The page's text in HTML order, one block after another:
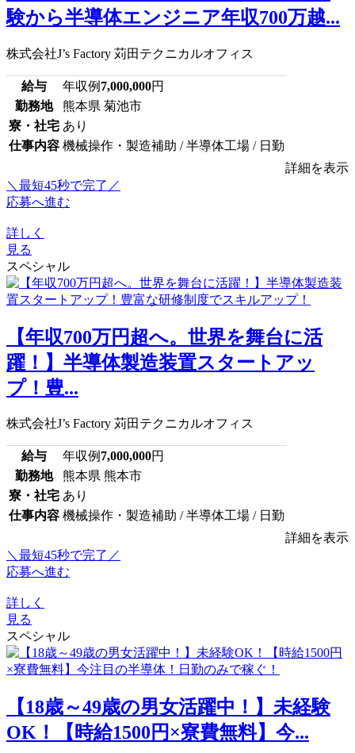
験から半導体エンジニア年収700万越...
株式会社J’s Factory 苅田テクニカルオフィス
給与 年収例 7,000,000円
勤務地
熊本県 菊池市
寮・社宅 あり
仕事内容 機械操作・製造補助 / 半導体工場 / 日勤
詳細を表示
＼最短45秒で完了／
応募へ進む
詳しく
見る
スペシャル
【年収700万円超へ。世界を舞台に活
躍！】半導体製造装置スタートアッ
プ！豊...
株式会社J’s Factory 苅田テクニカルオフィス
給与 年収例 7,000,000円
勤務地
熊本県 熊本市
寮・社宅 あり
仕事内容 機械操作・製造補助 / 半導体工場 / 日勤
詳細を表示
＼最短45秒で完了／
応募へ進む
詳しく
見る
スペシャル
【18歳～49歳の男女活躍中！】未経験
OK！【時給1500円×寮費無料】今...